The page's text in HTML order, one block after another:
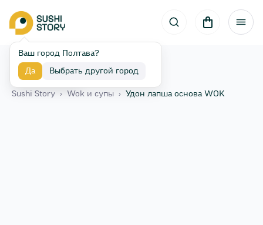
Ваш город Полтава?
Да Выбрать другой город
Назад
Sushi Story › Wok и супы › Удон лапша основа WOK